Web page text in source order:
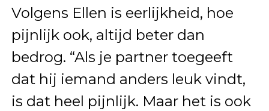
Volgens Ellen is eerlijkheid, hoe
pijnlijk ook, altijd beter dan
bedrog. “Als je partner toegeeft
dat hij iemand anders leuk vindt,
is dat heel pijnlijk. Maar het is ook